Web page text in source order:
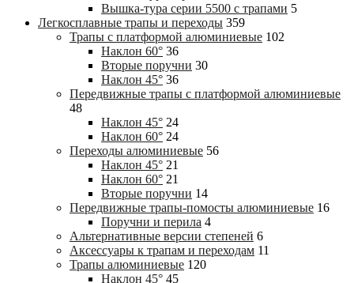
Вышка-тура cерии 5500 с трапами 5
Легкосплавные трапы и переходы 359
Трапы с платформой алюминиевые 102
Наклон 60° 36
Вторые поручни 30
Наклон 45° 36
Передвижные трапы с платформой алюминиевые
48
Наклон 45° 24
Наклон 60° 24
Переходы алюминиевые 56
Наклон 45° 21
Наклон 60° 21
Вторые поручни 14
Передвижные трапы-помосты алюминиевые 16
Поручни и перила 4
Альтернативные версии степеней 6
Аксессуары к трапам и переходам 11
Трапы алюминиевые 120
Наклон 45° 45